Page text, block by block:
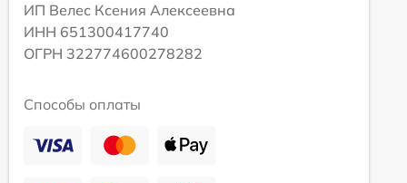
ИП Велес Ксения Алексеевна
ИНН 651300417740
ОГРН 322774600278282
Способы оплаты